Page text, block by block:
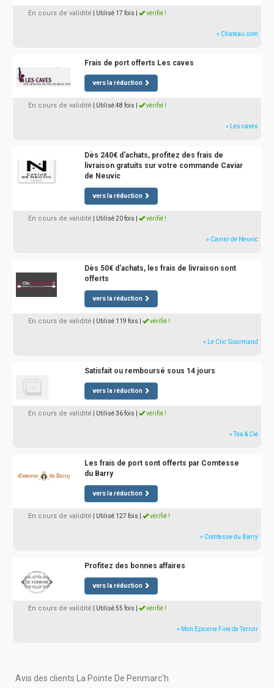
En cours de validité | Utilisé 17 fois vérifié !
» Chateau.com
Frais de port offerts Les caves
vers la réduction
En cours de validité | Utilisé 48 fois vérifié !
» Les caves
Dès 240€ d'achats, profitez des frais de
livraison gratuits sur votre commande Caviar
de Neuvic
vers la réduction
En cours de validité | Utilisé 20 fois vérifié !
» Caviar de Neuvic
Dès 50€ d'achats, les frais de livraison sont
offerts
vers la réduction
En cours de validité | Utilisé 119 fois vérifié !
» Le Clic Gourmand
Satisfait ou remboursé sous 14 jours
vers la réduction
En cours de validité | Utilisé 36 fois vérifié !
» Tea & Cie
Les frais de port sont offerts par Comtesse
du Barry
vers la réduction
En cours de validité | Utilisé 127 fois vérifié !
» Comtesse du Barry
Profitez des bonnes affaires
vers la réduction
En cours de validité | Utilisé 55 fois vérifié !
» Mon Epicerie Fine de Terroir
Avis des clients La Pointe De Penmarc'h